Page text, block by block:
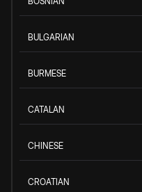
BULGARIAN
BURMESE
CATALAN
CHINESE
CROATIAN